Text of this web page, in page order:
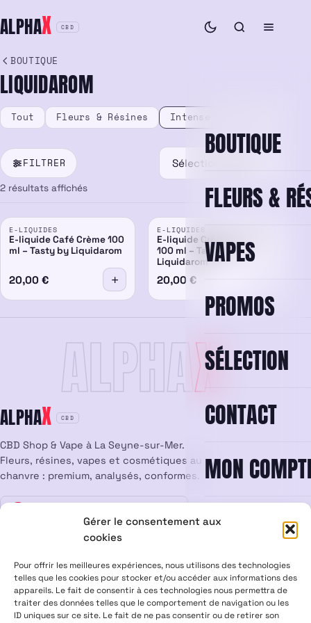
Gérer le consentement aux
cookies
Pour offrir les meilleures expériences, nous utilisons des technologies
telles que les cookies pour stocker et/ou accéder aux informations des
appareils. Le fait de consentir à ces technologies nous permettra de
traiter des données telles que le comportement de navigation ou les
ID uniques sur ce site. Le fait de ne pas consentir ou de retirer son
au
contenu
ALPHAX CBD
BOUTIQUE
FLEURS &
VAPES
PROMOS
SÉLECTION
CONTACT
MON
BOUTIQUE
LIQUIDAROM
Tout Fleurs & Résines Intense
FILTRER
2 résultats affichés
E-LIQUIDES
E-liquide Café Crème 100
ml – Tasty by Liquidarom
20,00 €
E-LIQUIDES
E-liquide Crème Caramel
100 ml – Tasty by
Liquidarom
20,00 €
ALPHAX
ALPHAX CBD
CBD Shop & Vape à La Seyne-sur-Mer.
Fleurs, résines, vapes et cosmétiques au
chanvre : premium, analysés, conformes.
Mentions légales CGV Confidentialité
Cookies
Rétractation